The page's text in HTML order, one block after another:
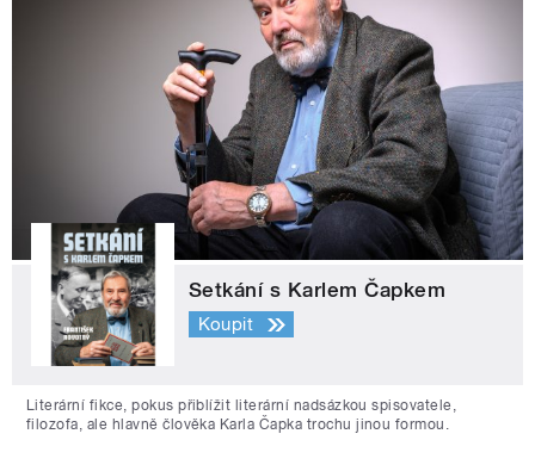
Setkání s Karlem Čapkem
Koupit
Literární fikce, pokus přiblížit literární nadsázkou spisovatele,
filozofa, ale hlavně člověka Karla Čapka trochu jinou formou.